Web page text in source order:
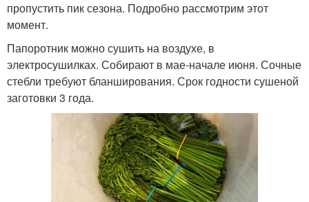
пропустить пик сезона. Подробно рассмотрим этот
момент.
Папоротник можно сушить на воздухе, в
электросушилках. Собирают в мае-начале июня. Сочные
стебли требуют бланширования. Срок годности сушеной
заготовки 3 года.